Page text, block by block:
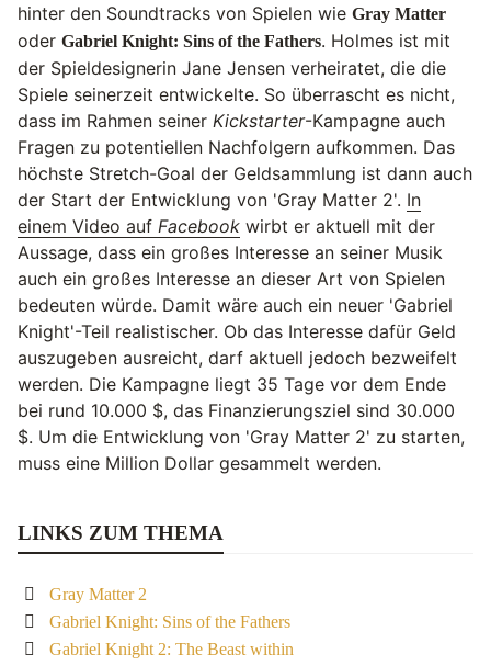
hinter den Soundtracks von Spielen wie Gray Matter
oder Gabriel Knight: Sins of the Fathers. Holmes ist mit
der Spieldesignerin Jane Jensen verheiratet, die die
Spiele seinerzeit entwickelte. So überrascht es nicht,
dass im Rahmen seiner Kickstarter-Kampagne auch
Fragen zu potentiellen Nachfolgern aufkommen. Das
höchste Stretch-Goal der Geldsammlung ist dann auch
der Start der Entwicklung von 'Gray Matter 2'. In
einem Video auf Facebook wirbt er aktuell mit der
Aussage, dass ein großes Interesse an seiner Musik
auch ein großes Interesse an dieser Art von Spielen
bedeuten würde. Damit wäre auch ein neuer 'Gabriel
Knight'-Teil realistischer. Ob das Interesse dafür Geld
auszugeben ausreicht, darf aktuell jedoch bezweifelt
werden. Die Kampagne liegt 35 Tage vor dem Ende
bei rund 10.000 $, das Finanzierungsziel sind 30.000
$. Um die Entwicklung von 'Gray Matter 2' zu starten,
muss eine Million Dollar gesammelt werden.
LINKS ZUM THEMA
Gray Matter 2
Gabriel Knight: Sins of the Fathers
Gabriel Knight 2: The Beast within